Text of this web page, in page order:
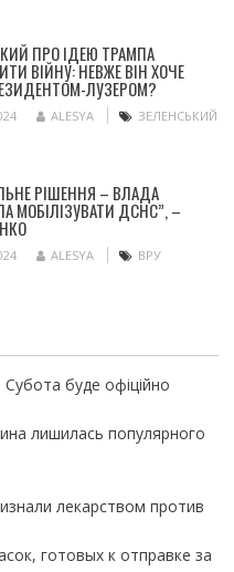
ПРО ІДЕЮ ТРАМПА
ВІЙНУ: НЕВЖЕ ВІН ХОЧЕ
ЛУЗЕРОМ?
ALESYA ЗЕЛЕНСЬКИЙ
РІШЕННЯ – ВЛАДА
МОБІЛІЗУВАТИ ДСНС”, –
ALESYA ВРУ
буде офіційно
лишилась популярного
лекарством против
готовых к отправке за